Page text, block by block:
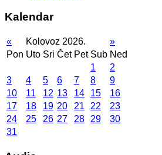
Kalendar
« Kolovoz 2026.
»
Pon Uto Sri Čet Pet Sub Ned
1
2
3
4 5 6 7 8
9
10
11 12 13 14 15
16
17
18 19 20 21 22
23
24
25 26 27 28 29
30
31